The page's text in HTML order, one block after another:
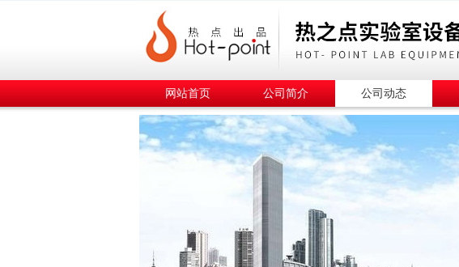
网站首页 公司简介 公司动态